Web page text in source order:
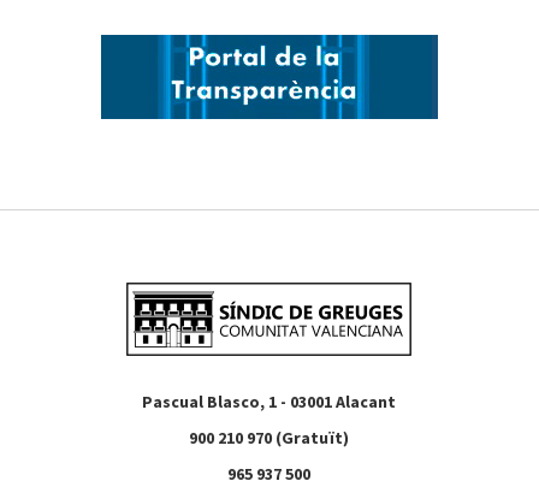
Pascual Blasco, 1 - 03001 Alacant
900 210 970 (Gratuït)
965 937 500